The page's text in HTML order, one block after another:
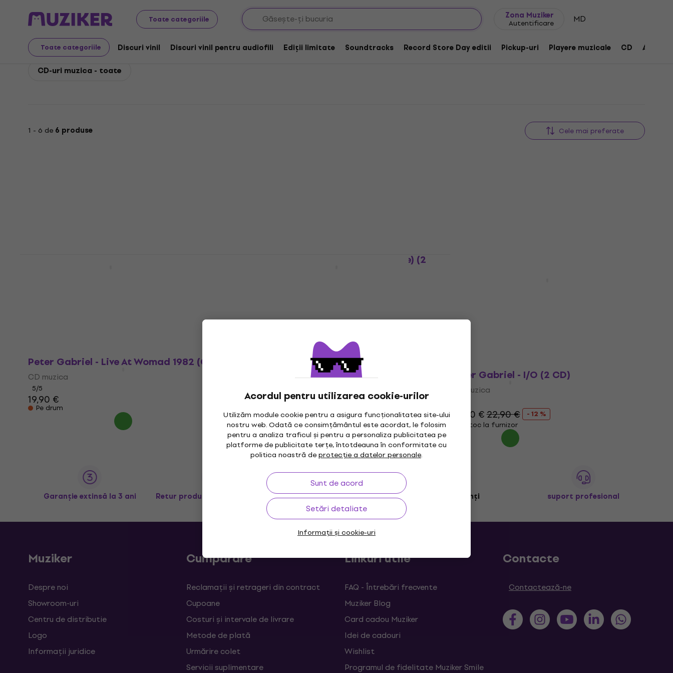
Toate categoriile
Zona Muziker
Autentificare MD
Toate categoriile Discuri vinil Discuri vinil pentru audiofili Ediții limitate Soundtracks Record Store Day editii Pickup-uri Playere muzicale CD
Acordul pentru utilizarea cookie-urilor
Utilizăm module cookie pentru a asigura funcționalitatea site-ului
nostru web. Odată ce consimțământul este acordat, le folosim
pentru a analiza traficul și pentru a personaliza publicitatea pe
platforme de publicitate terțe, întotdeauna în conformitate cu
politica noastră deprotecție a datelor personale.
Sunt de acord
Setări detaliate
Informații și cookie-uri
Peter Gabriel Peter Gabriel CD-uri muzica
Peter Gabriel CD-uri muzica
CD-uri muzica - toate
1 - 6 de 6 produse Cele mai preferate
Peter Gabriel - In The Big Room (Live) (2
10,60 €
Peter Gabriel - Live At Womad 1982 (CD)
CD muzica
5/5
19,90 €
Pe drum
Peter Gabriel - Scratch My Back / And I'll
CD muzica
5/5
17,30 €19,90 €
- 13 %
Pe drum
Peter Gabriel - I/O (2 CD)
CD muzica
20,20 €22,90 €
- 12 %
În stoc la furnizor
Garanție extinsă la 3 ani Retur produse în maxim 30 zile Garanția prețului 3M+ clienți suport profesional
Muziker
Despre noi
Showroom-uri
Centru de distributie
Logo
Informații juridice
Cumpărare
Reclamații și retrageri din contract
Cupoane
Costuri și intervale de livrare
Metode de plată
Urmărire colet
Servicii suplimentare
Linkuri utile
FAQ - Întrebări frecvente
Muziker Blog
Card cadou Muziker
Idei de cadouri
Wishlist
Programul de fidelitate Muziker Smile
Contacte
Contactează-ne